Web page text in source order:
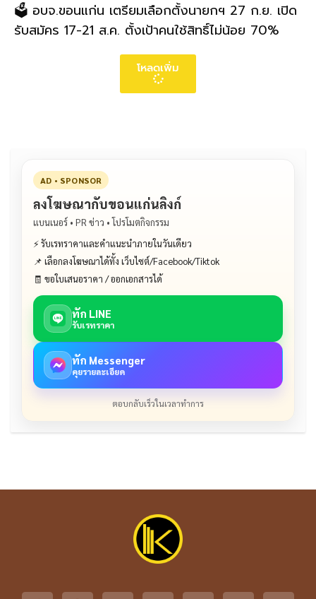
🗳️ อบจ.ขอนแก่น เตรียมเลือกตั้งนายกฯ 27 ก.ย. เปิด
รับสมัคร 17-21 ส.ค. ตั้งเป้าคนใช้สิทธิ์ไม่น้อย 70%
โหลดเพิ่ม
AD • SPONSOR
ลงโฆษณากับขอนแก่นลิงก์
แบนเนอร์ • PR ข่าว • โปรโมตกิจกรรม
⚡ รับเรทราคาและคำแนะนำภายในวันเดียว
📌 เลือกลงโฆษณาได้ทั้ง เว็บไซต์/Facebook/Tiktok
🧾 ขอใบเสนอราคา / ออกเอกสารได้
ทัก LINE
รับเรทราคา
ทัก Messenger
คุยรายละเอียด
ตอบกลับเร็วในเวลาทำการ